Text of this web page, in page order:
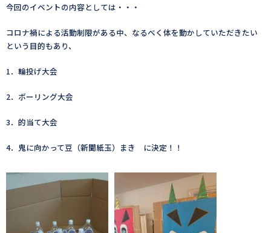
今回のイベントの内容としては・・・
コロナ禍による活動制限がある中、なるべく体を動かしていただきたい
という目的もあり、
1．輪投げ大会
2．ボーリング大会
3．的当て大会
4．鬼に向かって豆（新聞紙玉）まき に決定！！